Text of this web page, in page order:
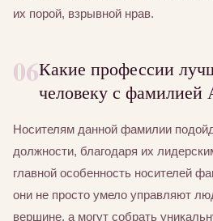
их порой, взрывной нрав.
06Какие профессии
человеку с
Носителям данной фамилии
должности, благодаря их
главной особенность носителей
они не просто умело управляют
вершине, а могут собрать